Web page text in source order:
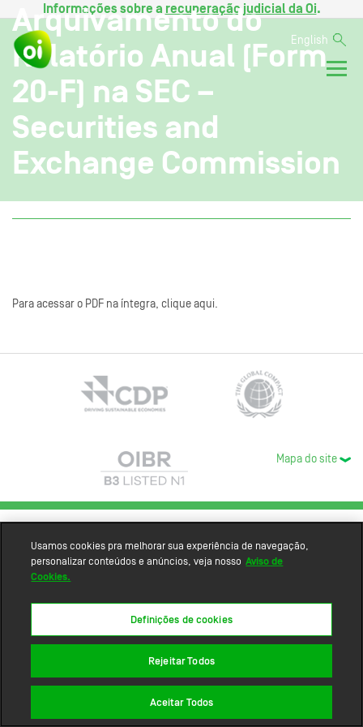
Informações sobre a recuperação judicial da Oi.
English
Arquivamento do
Relatório Anual (Form
20-F) na SEC –
Securities and
Exchange Commission
Para acessar o PDF na íntegra, clique aqui.
Mapa do site
Usamos cookies pra melhorar sua experiência de navegação,
personalizar conteúdos e anúncios, veja nosso Aviso de
Cookies.
Definições de cookies
Rejeitar Todos
Aceitar Todos